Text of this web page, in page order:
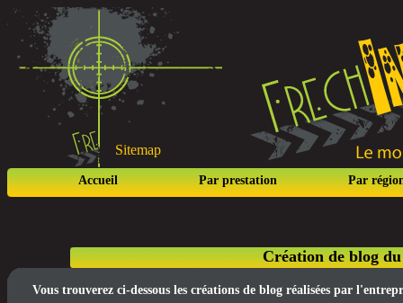
Sitemap
Accueil Par prestation Par
Création de blog
Vous trouverez ci-dessous les créations de blog réalisées par